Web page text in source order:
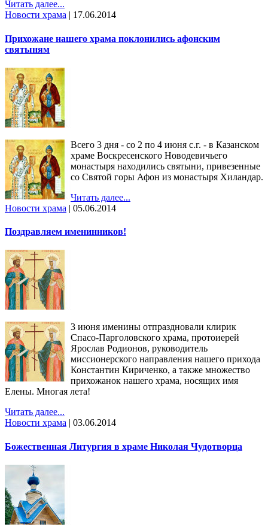
Читать далее...
Новости храма | 17.06.2014
Прихожане нашего храма поклонились афонским
святыням
Всего 3 дня - со 2 по 4 июня с.г. - в Казанском
храме Воскресенского Новодевичьего
монастыря находились святыни, привезенные
со Святой горы Афон из монастыря Хиландар.
Читать далее...
Новости храма | 05.06.2014
Поздравляем именинников!
3 июня именины отпраздновали клирик
Спасо-Парголовского храма, протоиерей
Ярослав Родионов, руководитель
миссионерского направления нашего прихода
Константин Кириченко, а также множество
прихожанок нашего храма, носящих имя
Елены. Многая лета!
Читать далее...
Новости храма | 03.06.2014
Божественная Литургия в храме Николая Чудотворца